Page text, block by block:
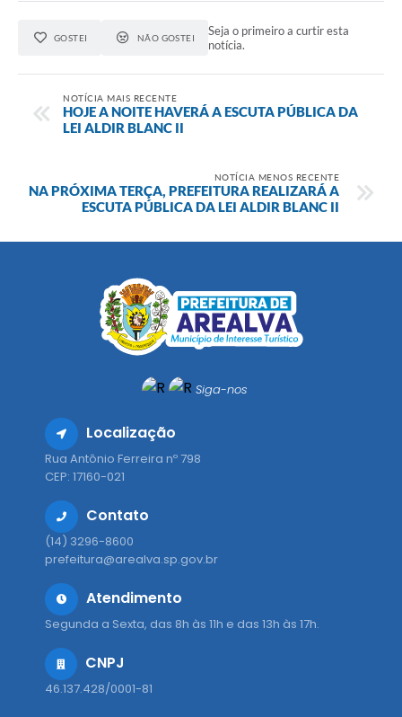
GOSTEI NÃO GOSTEI
Seja o primeiro a curtir esta
notícia.
NOTÍCIA MAIS RECENTE
HOJE A NOITE HAVERÁ A ESCUTA PÚBLICA DA
LEI ALDIR BLANC II
NOTÍCIA MENOS RECENTE
NA PRÓXIMA TERÇA, PREFEITURA REALIZARÁ A
ESCUTA PÚBLICA DA LEI ALDIR BLANC II
Siga-nos
Localização
Rua Antônio Ferreira nº 798
CEP: 17160-021
Contato
(14) 3296-8600
prefeitura@arealva.sp.gov.br
Atendimento
Segunda a Sexta, das 8h às 11h e das 13h às 17h.
CNPJ
46.137.428/0001-81